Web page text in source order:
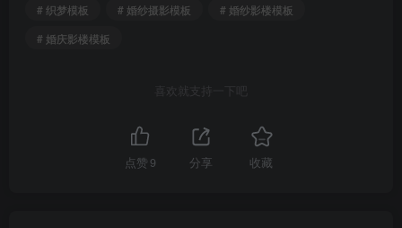
# 织梦模板
# 婚纱摄影模板
# 婚纱影楼模板
# 婚庆影楼模板
喜欢就支持一下吧
点赞 9 分享 收藏